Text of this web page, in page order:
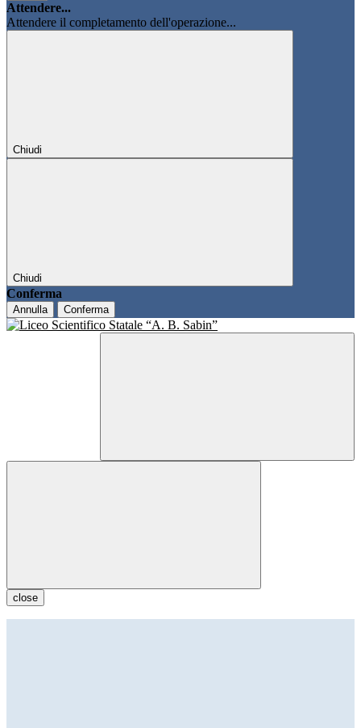
Attendere...
Attendere il completamento dell'operazione...
Chiudi
Chiudi
Conferma
Annulla Conferma
close